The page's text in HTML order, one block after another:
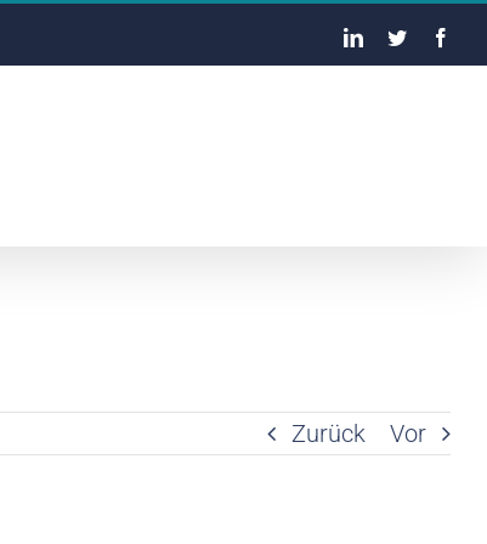
LinkedInTwitter
Zurück Vor